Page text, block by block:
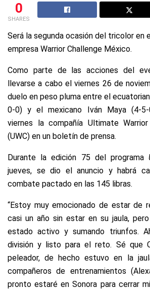
0
SHARES
Será la segunda ocasión del tricolor en
empresa Warrior Challenge México.
Como parte de las acciones del
llevarse a cabo el viernes 26 de
duelo en peso pluma entre el
0-0) y el mexicano Iván Maya (4-
viernes la compañía Ultimate
(UWC) en un boletín de prensa.
Durante la edición 75 del programa
jueves, se dio el anuncio y habrá
combate pactado en las 145 libras.
“Estoy muy emocionado de estar de
casi un año sin estar en su jaula,
estado activo y sumando triunfos.
división y listo para el reto. Sé que
peleador, de hecho estuvo en la
compañeros de entrenamientos
pronto estaré en Sonora para cerrar